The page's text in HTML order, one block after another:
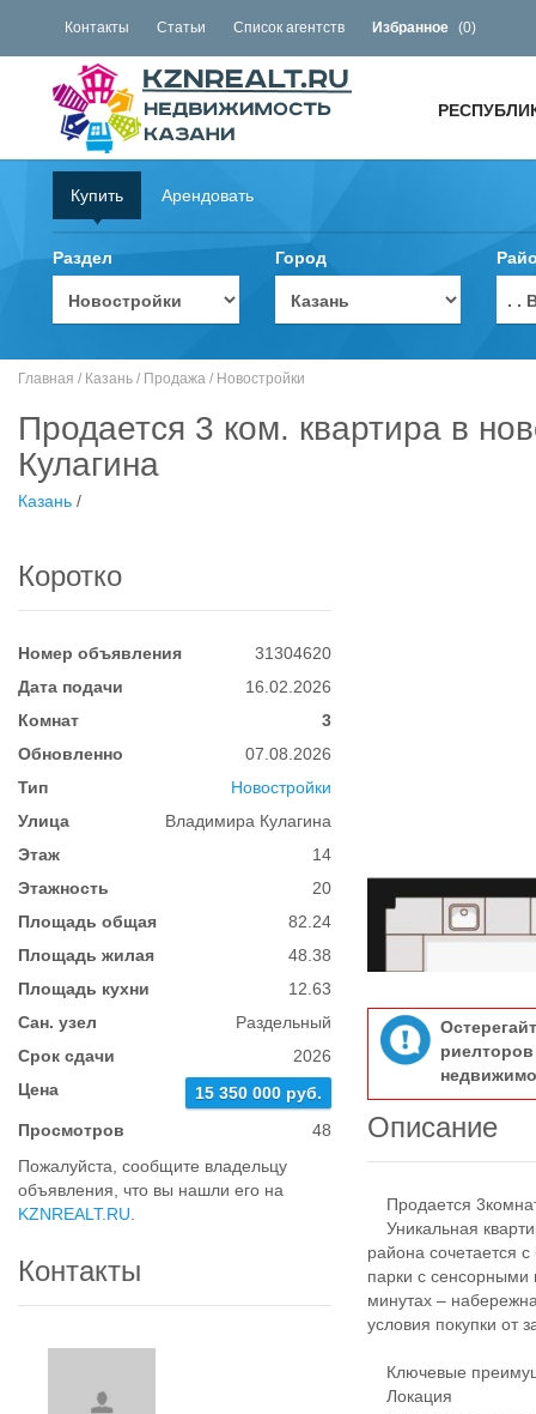
Контакты Статьи Список агентств Избранное (0)
Купить Арендовать
Раздел Город
. .
Главная / Казань / Продажа / Новостройки
Продается 3 ком. квартира в
Кулагина
Казань /
Коротко
Номер объявления
31304620
Дата подачи
16.02.2026
Комнат
3
Обновленно
07.08.2026
Тип
Новостройки
Улица
Владимира Кулагина
Этаж
14
Этажность
20
Площадь общая
82.24
Площадь жилая
48.38
Площадь кухни
12.63
Сан. узел
Раздельный
Срок сдачи
2026
Цена
15 350 000 руб.
Просмотров
48
Пожалуйста, сообщите владельцу
объявления, что вы нашли его на
KZNREALT.RU
Контакты
Описание
Продается
Уникальная
района сочетается
парки с
минутах –
условия покупки от
Ключевые
Локация